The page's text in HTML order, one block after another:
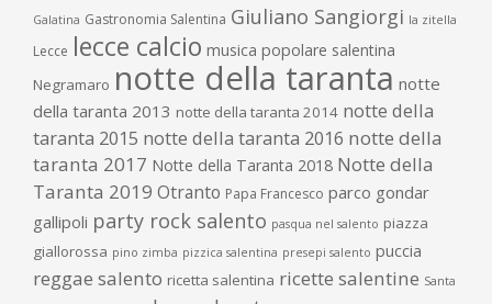
Galatina Gastronomia Salentina Giuliano Sangiorgi la zitella
Lecce lecce calcio musica popolare salentina
Negramaro notte della taranta notte
della taranta 2013 notte della taranta 2014 notte della
taranta 2015 notte della taranta 2016 notte della
taranta 2017 Notte della Taranta 2018 Notte della
Taranta 2019 Otranto Papa Francesco parco gondar
gallipoli party rock salento pasqua nel salento piazza
giallorossa pino zimba pizzica salentina presepi salento puccia
reggae salento ricetta salentina ricette salentine Santa